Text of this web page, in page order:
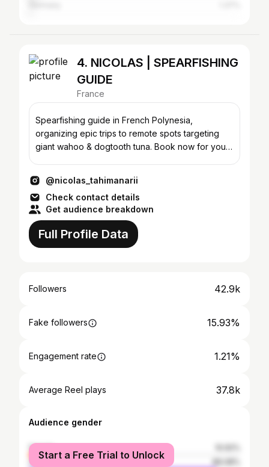
4. NICOLAS | SPEARFISHING
GUIDE
France
Spearfishing guide in French Polynesia,
organizing epic trips to remote spots targeting
giant wahoo & dogtooth tuna. Book now for your
@nicolas_tahimanarii
Check contact details
Get audience breakdown
Full Profile Data
Followers 42.9k
Fake followers 15.93%
Engagement rate 1.21%
Average Reel plays 37.8k
Audience gender
female
male
Start a Free Trial to Unlock